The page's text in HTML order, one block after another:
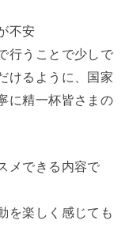
不安
行うことで少しで
けるように、国家
に精一杯皆さまの
メできる内容で
を楽しく感じても